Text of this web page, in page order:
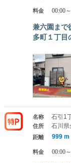
料金 00:00
兼六園まで
多町１丁目
名称 石引1
住所 石川県
距離 999
料金 00:00